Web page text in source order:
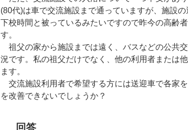
(80代)は車で交流施設まで通っていますが、施設
下校時間と被っているみたいですので昨今の高齢
す。
祖父の家から施設までは遠く、バスなどの公共
況です。私の祖父だけでなく、他の利用者または
ます。
交流施設利用者で希望する方には送迎車で各家
を改善できないでしょうか？​
回答